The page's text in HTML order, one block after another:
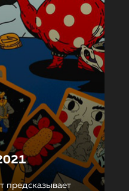
предсказывает